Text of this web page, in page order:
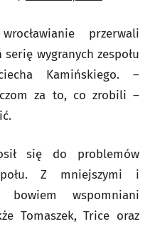
przerwali
wygranych zespołu
Kamińskiego. –
za to, co zrobili –
się do problemów
Z mniejszymi i
wspomniani
Tomaszek, Trice oraz